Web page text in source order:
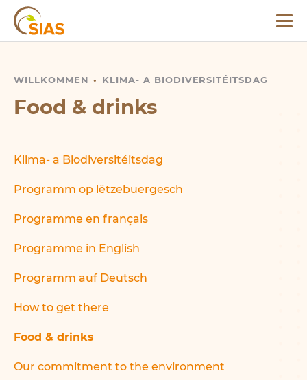
Menü
WILLKOMMEN KLIMA- A BIODIVERSITÉITSDAG
FOOD&DRINKS
Food & drinks
Klima- a Biodiversitéitsdag
Programm op lëtzebuergesch
Programme en français
Programme in English
Programm auf Deutsch
How to get there
Food & drinks
Our commitment to the environment